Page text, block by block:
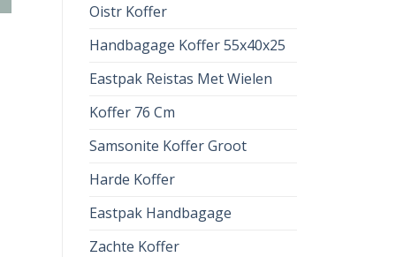
Oistr Koffer
Handbagage Koffer 55x40x25
Eastpak Reistas Met Wielen
Koffer 76 Cm
Samsonite Koffer Groot
Harde Koffer
Eastpak Handbagage
Zachte Koffer